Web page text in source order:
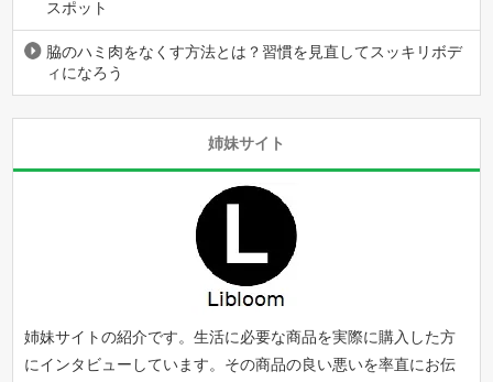
スポット
脇のハミ肉をなくす方法とは？習慣を見直してスッキリボデ
ィになろう
姉妹サイト
姉妹サイトの紹介です。生活に必要な商品を実際に購入した方
にインタビューしています。その商品の良い悪いを率直にお伝